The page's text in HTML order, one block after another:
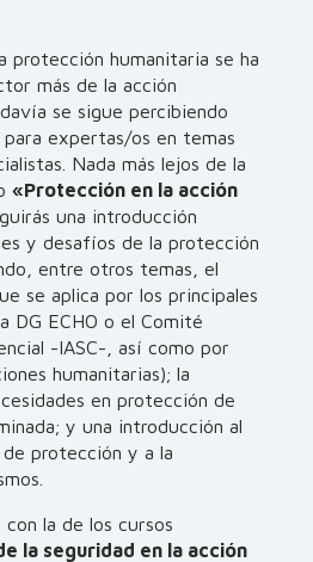
protección humanitaria se ha
más de la acción
se sigue percibiendo
expertas/os en temas
Nada más lejos de la
«Protección en la acción
una introducción
y desafíos de la protección
entre otros temas, el
se aplica por los principales
DG ECHO o el Comité
-IASC-, así como por
humanitarias); la
en protección de
y una introducción al
protección y a la
la de los cursos
la seguridad en la acción